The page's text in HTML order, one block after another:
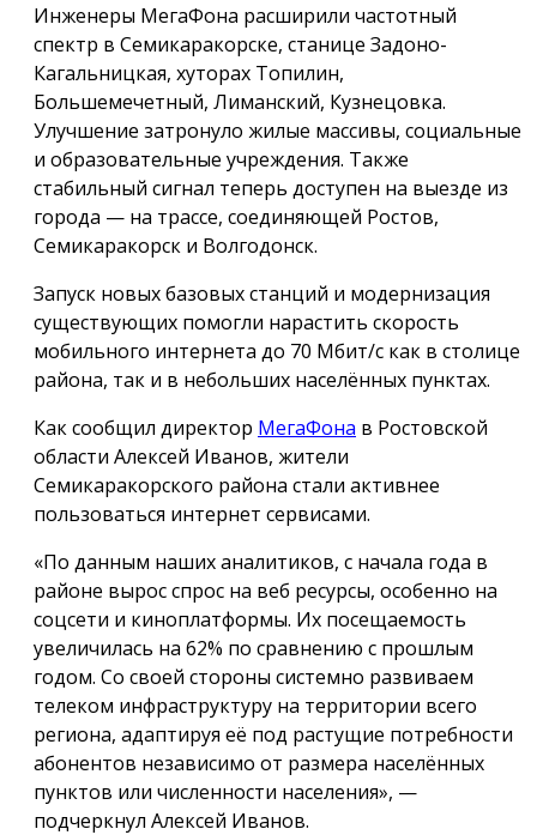
Инженеры МегаФона расширили частотный
спектр в Семикаракорске, станице Задоно-
Кагальницкая, хуторах Топилин,
Большемечетный, Лиманский, Кузнецовка.
Улучшение затронуло жилые массивы, социальные
и образовательные учреждения. Также
стабильный сигнал теперь доступен на выезде из
города — на трассе, соединяющей Ростов,
Семикаракорск и Волгодонск.
Запуск новых базовых станций и модернизация
существующих помогли нарастить скорость
мобильного интернета до 70 Мбит/с как в столице
района, так и в небольших населённых пунктах.
Как сообщил директор МегаФона в Ростовской
области Алексей Иванов, жители
Семикаракорского района стали активнее
пользоваться интернет сервисами.
«По данным наших аналитиков, с начала года в
районе вырос спрос на веб ресурсы, особенно на
соцсети и киноплатформы. Их посещаемость
увеличилась на 62% по сравнению с прошлым
годом. Со своей стороны системно развиваем
телеком инфраструктуру на территории всего
региона, адаптируя её под растущие потребности
абонентов независимо от размера населённых
пунктов или численности населения», —
подчеркнул Алексей Иванов.